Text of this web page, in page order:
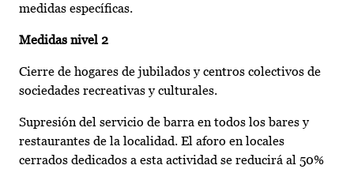
medidas específicas.
Medidas nivel 2
Cierre de hogares de jubilados y centros colectivos de
sociedades recreativas y culturales.
Supresión del servicio de barra en todos los bares y
restaurantes de la localidad. El aforo en locales
cerrados dedicados a esta actividad se reducirá al 50%